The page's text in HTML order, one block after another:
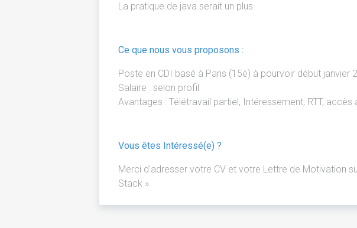
La pratique de java serait un plus.
Ce que nous vous proposons :
Poste en CDI basé à Paris (15è) à pourvoir début janvier
Salaire : selon profil
Avantages : Télétravail partiel, Intéressement, RTT,
Vous êtes Intéressé(e) ?
Merci d'adresser votre CV et votre Lettre de Motivation
Stack »